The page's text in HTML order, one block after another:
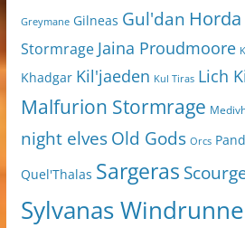
Greymane Gilneas Gul'dan Horda
Stormrage Jaina Proudmoore
Khadgar Kil'jaeden Kul Tiras Lich
Malfurion Stormrage
night elves Old Gods Orcs
Quel'Thalas Sargeras
Sylvanas